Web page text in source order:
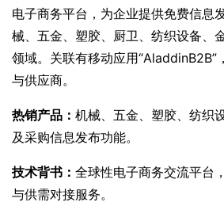
电子商务平台，为企业提供免费信息
械、五金、塑胶、厨卫、纺织设备、
领域。关联有移动应用“AladdinB2B”
与供应商。
热销产品： 机械、五金、塑胶、纺织
及采购信息发布功能。
技术背书： 全球性电子商务交流平台
与供需对接服务。